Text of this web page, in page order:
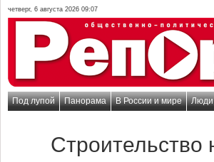
четверг, 6 августа 2026 09:07
Под лупой Панорама В России и мире Люди
Строительство